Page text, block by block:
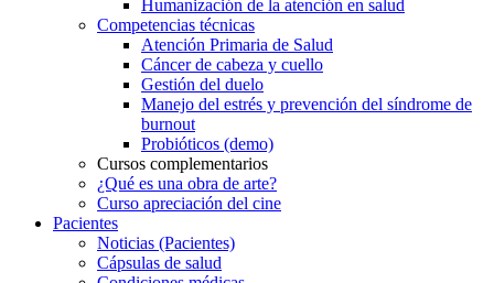
Humanización de la atención en salud
Competencias técnicas
Atención Primaria de Salud
Cáncer de cabeza y cuello
Gestión del duelo
Manejo del estrés y prevención del síndrome de
burnout
Probióticos (demo)
Cursos complementarios
¿Qué es una obra de arte?
Curso apreciación del cine
Pacientes
Noticias (Pacientes)
Cápsulas de salud